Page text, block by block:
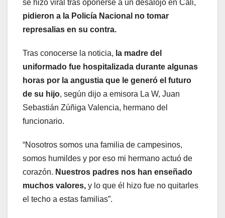
se hizo viral tras oponerse a un desalojo en Cali,
pidieron a la Policía Nacional no tomar
represalias en su contra.
Tras conocerse la noticia, la madre del
uniformado fue hospitalizada durante algunas
horas por la angustia que le generó el futuro
de su hijo, según dijo a emisora La W, Juan
Sebastián Zúñiga Valencia, hermano del
funcionario.
“Nosotros somos una familia de campesinos,
somos humildes y por eso mi hermano actuó de
corazón. Nuestros padres nos han enseñado
muchos valores, y lo que él hizo fue no quitarles
el techo a estas familias”.